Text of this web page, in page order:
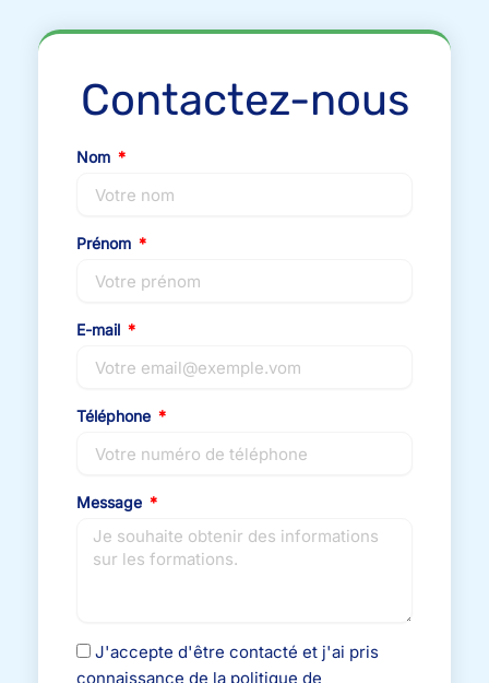
Contactez-nous
Nom
Prénom
E-mail
Téléphone
Message
J'accepte d'être contacté et j'ai pris
connaissance de la politique de